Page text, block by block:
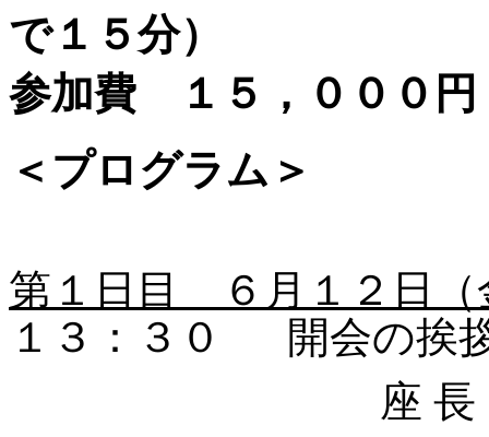
で１５分）
参加費 １５，０００
＜プログラム＞
第１日目 ６月１２日（
１３：３０
開会の挨
座